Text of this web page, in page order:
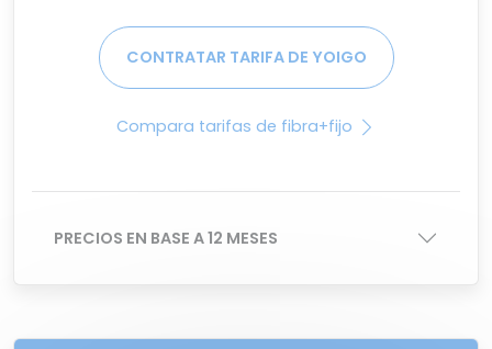
CONTRATAR TARIFA DE YOIGO
Compara tarifas de fibra+fijo
PRECIOS EN BASE A 12 MESES